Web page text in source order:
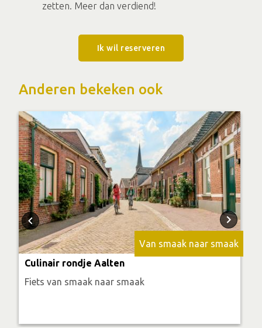
zetten. Meer dan verdiend!
Ik wil reserveren
Anderen bekeken ook
Van smaak naar smaak
Culinair rondje Aalten
Fiets van smaak naar smaak